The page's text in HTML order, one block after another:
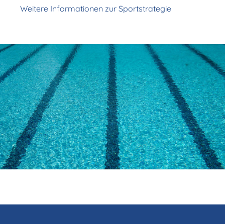
Weitere Informationen zur Sportstrategie